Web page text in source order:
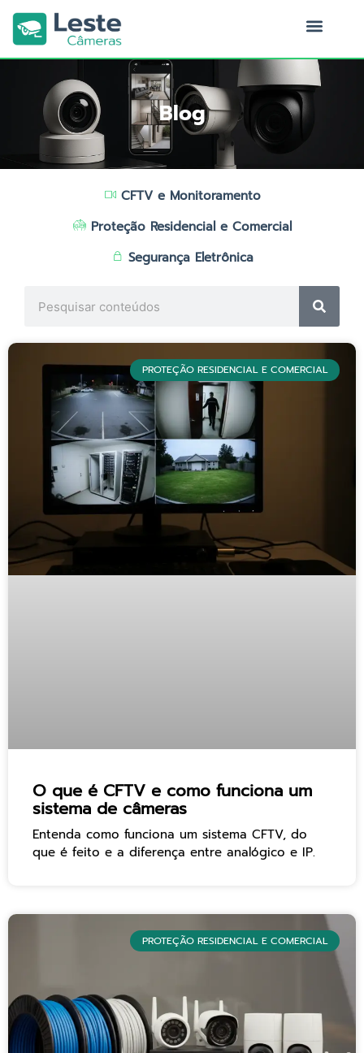
para
conteúdo
Blog
CFTV e Monitoramento
Proteção Residencial e Comercial
Segurança Eletrônica
PROTEÇÃO RESIDENCIAL E COMERCIAL
O que é CFTV e como funciona um
sistema de câmeras
Entenda como funciona um sistema CFTV, do
que é feito e a diferença entre analógico e IP.
PROTEÇÃO RESIDENCIAL E COMERCIAL